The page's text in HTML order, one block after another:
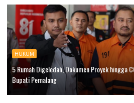
HUKUM
5 Rumah Digeledah, Dokumen Proyek hingga
Bupati Pemalang